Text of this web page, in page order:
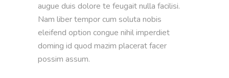
augue duis dolore te feugait nulla facilisi.
Nam liber tempor cum soluta nobis
eleifend option congue nihil imperdiet
doming id quod mazim placerat facer
possim assum.